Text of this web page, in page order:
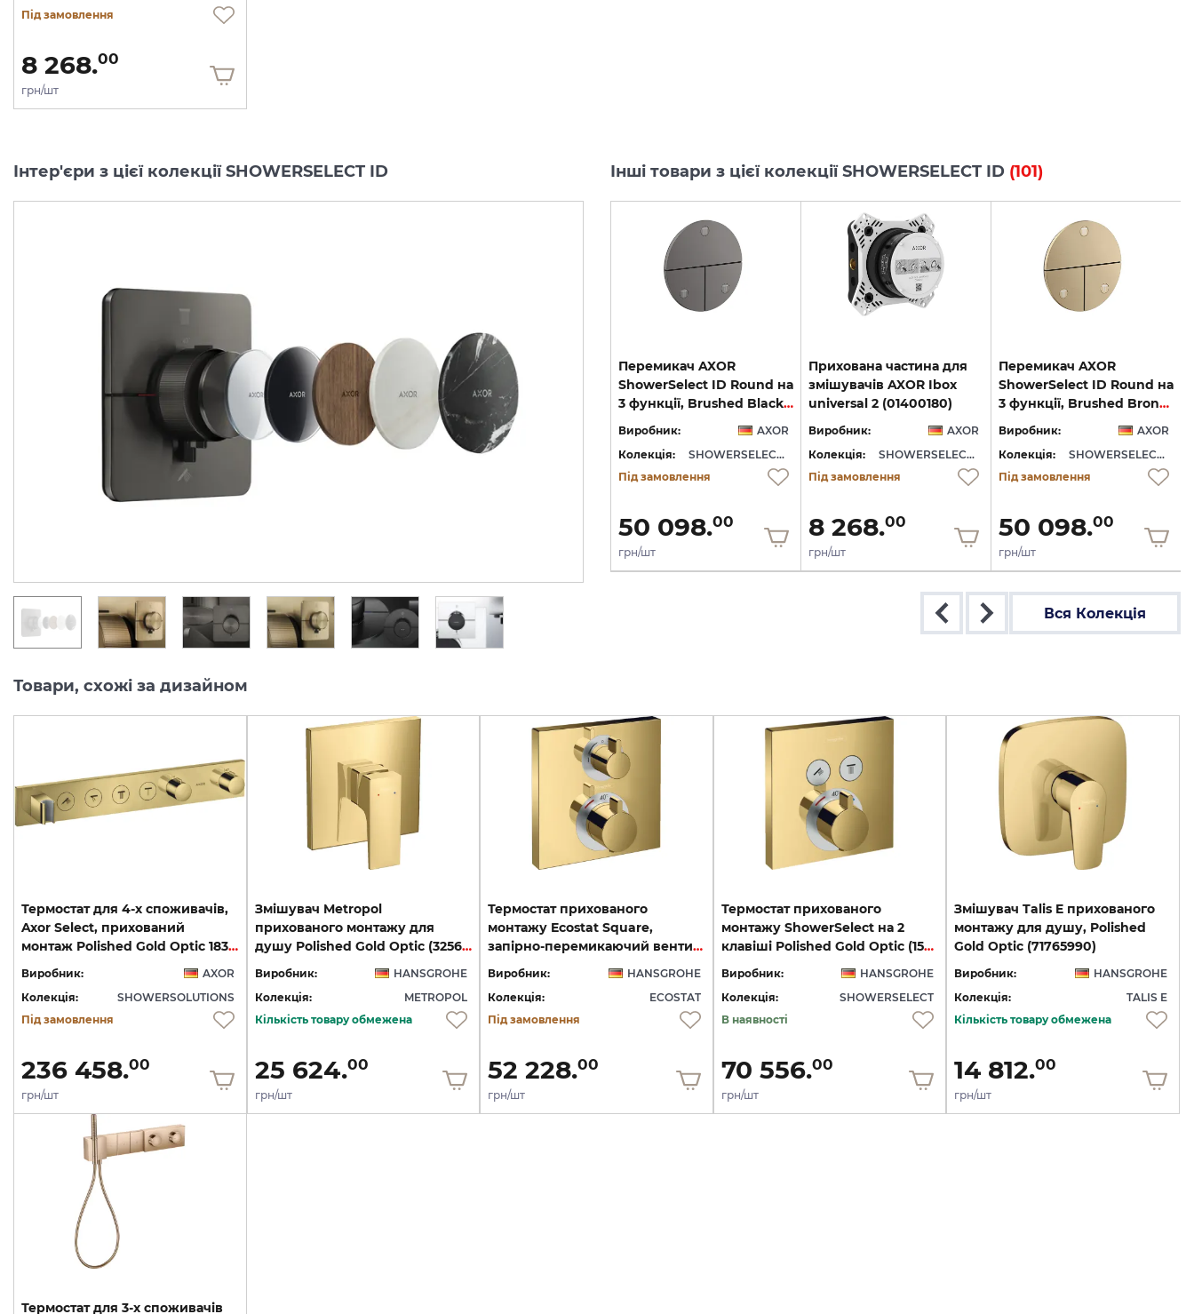
Під замовлення
8 268.00
грн/шт
Інтер'єри з цієї колекції SHOWERSELECT ID Інші товари з цієї колекції SHOWERSELECT ID (101)
Перемикач AXOR
ShowerSelect ID
AXOR
Перемикач AXOR
ShowerSelect ID
Виробник:
AXOR
Перемикач AXOR
ShowerSelect ID Square
Виробник:
Колекція:
Перемикач AXOR
ShowerSelect ID Round на
3 функції, Brushed Black Chrome (36779340)
Виробник:
AXOR
Колекція:
SHOWERSELECT ID
Під замовлення
50 098.00
грн/шт
Прихована частина для
змішувачів AXOR Ibox
universal 2 (01400180)
Виробник:
AXOR
Колекція:
SHOWERSELECT ID
Під замовлення
8 268.00
грн/шт
Перемикач AXOR
ShowerSelect ID Round на
3 функції, Brushed Bronze (36779140)
Виробник:
AXOR
Колекція:
SHOWERSELECT ID
Під замовлення
50 098.00
грн/шт
Вся Колекція
Товари, схожі за дизайном
Термостат для 4-х споживачів,
Axor Select, прихований
монтаж Polished Gold Optic 18357990
Виробник:
AXOR
Колекція:
SHOWERSOLUTIONS
Під замовлення
236 458.00
грн/шт
Змішувач Metropol
прихованого монтажу для
душу Polished Gold Optic (32565990)
Виробник:
HANSGROHE
Колекція:
METROPOL
Кількість товару обмежена
25 624.00
грн/шт
Термостат прихованого
монтажу Ecostat Square,
запірно-перемикаючий вентиль, 2-ох режимний, Polished Gold Optic (15714990)
Виробник:
HANSGROHE
Колекція:
ECOSTAT
Під замовлення
52 228.00
грн/шт
Термостат прихованого
монтажу ShowerSelect на 2
клавіші Polished Gold Optic (15763990)
Виробник:
HANSGROHE
Колекція:
SHOWERSELECT
В наявності
70 556.00
грн/шт
Змішувач Talis E прихованого
монтажу для душу, Polished
Gold Optic (71765990)
Виробник:
HANSGROHE
Колекція:
TALIS E
Кількість товару обмежена
14 812.00
грн/шт
Термостат для 3-х споживачів